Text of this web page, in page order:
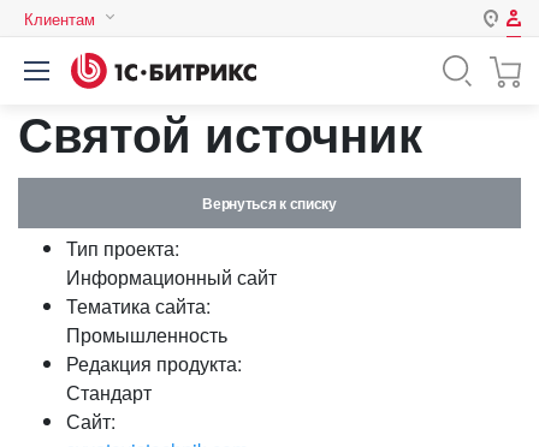
Клиентам
Казахстан
Авторизация
Логин
Пароль
Святой источник
Вернуться к списку
Тип проекта:
Информационный сайт
Тематика сайта:
Промышленность
Редакция продукта:
Стандарт
Сайт: